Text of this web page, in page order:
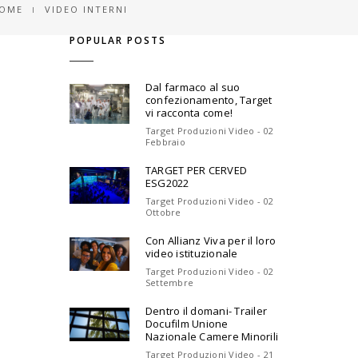
VIDEO INTERNI
POPULAR POSTS
Dal farmaco al suo
confezionamento, Target
vi racconta come!
Target Produzioni Video - 02
Febbraio
TARGET PER CERVED
ESG2022
Target Produzioni Video - 02
Ottobre
Con Allianz Viva per il loro
video istituzionale
Target Produzioni Video - 02
Settembre
Dentro il domani- Trailer
Docufilm Unione
Nazionale Camere Minorili
Target Produzioni Video - 21